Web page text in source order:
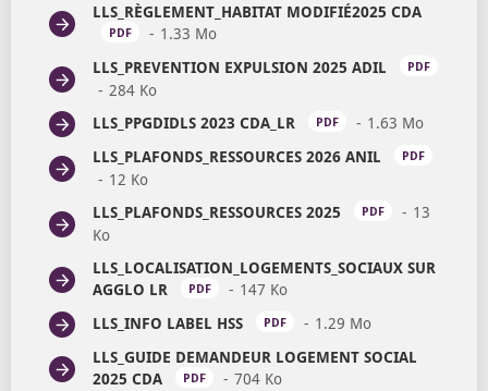
LLS_RÈGLEMENT_HABITAT MODIFIÉ2025 CDA
PDF 1.33 Mo
LLS_PREVENTION EXPULSION 2025 ADIL
PDF
284 Ko
LLS_PPGDIDLS 2023 CDA_LR
PDF 1.63 Mo
LLS_PLAFONDS_RESSOURCES 2026 ANIL
PDF
12 Ko
LLS_PLAFONDS_RESSOURCES 2025
PDF
13
Ko
LLS_LOCALISATION_LOGEMENTS_SOCIAUX SUR
AGGLO LR
PDF 147 Ko
LLS_INFO LABEL HSS
PDF 1.29 Mo
LLS_GUIDE DEMANDEUR LOGEMENT SOCIAL
2025 CDA
PDF 704 Ko